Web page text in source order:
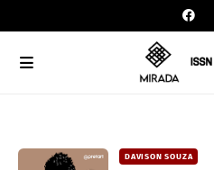
DAVISON SOUZA